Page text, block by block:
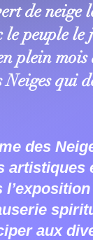
de
le peuple
plein
Neiges
des
aux